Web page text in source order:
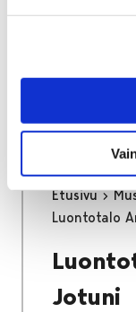
Etusivu
Luontotalo
Jotuni